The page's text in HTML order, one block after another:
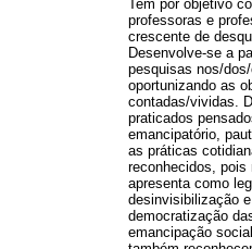
Tem por objetivo
professoras e
crescente de
Desenvolve-se a
pesquisas nos/
oportunizando as
contadas/vividas.
praticados
emancipatório,
as práticas
reconhecidos, pois
apresenta como
desinvisibilização
democratização
emancipação